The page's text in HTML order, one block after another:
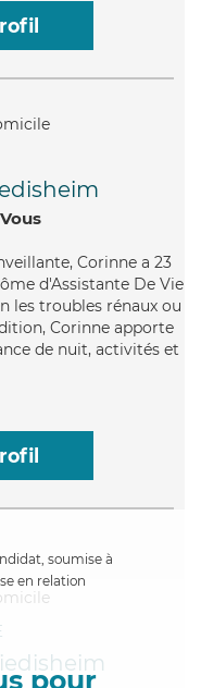
Corinne a 23
d'Assistante De Vie
les troubles rénaux ou
Corinne apporte
de nuit, activités et
soumise à
en relation
pour